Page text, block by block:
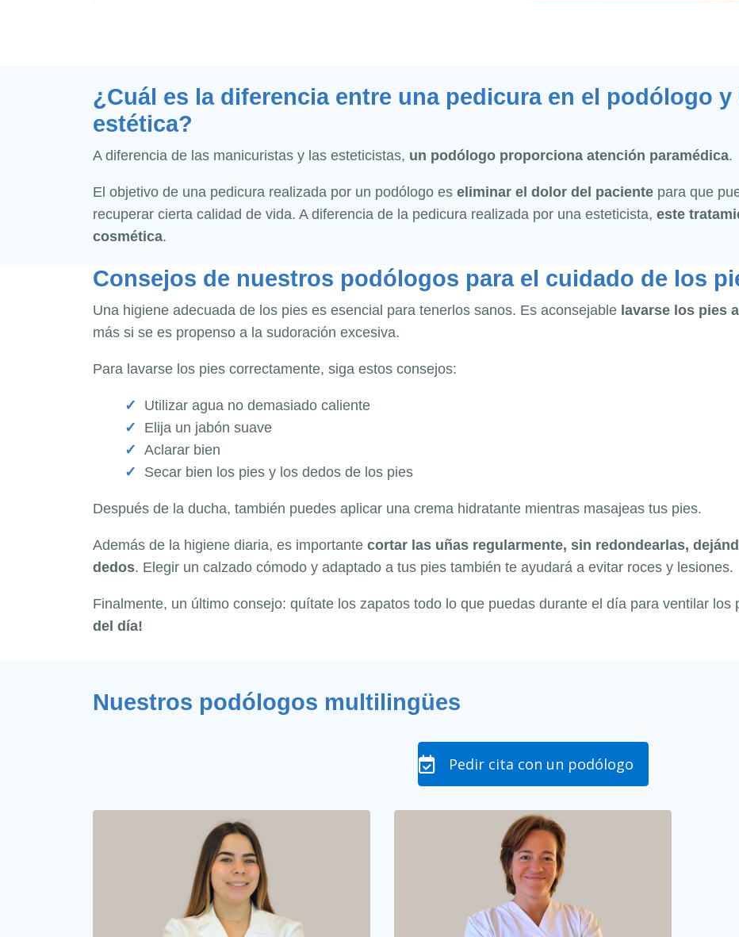
¿Cuál es la diferencia entre una pedicura en el podólogo
estética?
A diferencia de las manicuristas y las esteticistas, un podólogo proporciona atención paramédica.
El objetivo de una pedicura realizada por un podólogo es eliminar el dolor del paciente para que
recuperar cierta calidad de vida. A diferencia de la pedicura realizada por una esteticista, este
cosmética.
Consejos de nuestros podólogos para el cuidado de los
Una higiene adecuada de los pies es esencial para tenerlos sanos. Es aconsejable lavarse los pies
más si se es propenso a la sudoración excesiva.
Para lavarse los pies correctamente, siga estos consejos:
Utilizar agua no demasiado caliente
Elija un jabón suave
Aclarar bien
Secar bien los pies y los dedos de los pies
Después de la ducha, también puedes aplicar una crema hidratante mientras masajeas tus pies.
Además de la higiene diaria, es importante cortar las uñas regularmente, sin redondearlas,
dedos. Elegir un calzado cómodo y adaptado a tus pies también te ayudará a evitar roces y lesiones.
Finalmente, un último consejo: quítate los zapatos todo lo que puedas durante el día para ventilar los
del día!
Nuestros podólogos multilingües
Pedir cita con un podólogo